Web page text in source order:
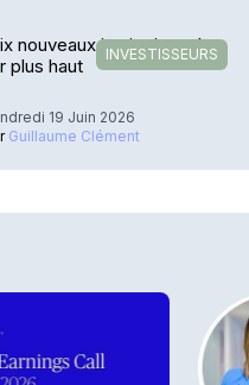
INVESTISSEURS
nouveaux institutionnels
plus haut
19 Juin 2026
Guillaume Clément